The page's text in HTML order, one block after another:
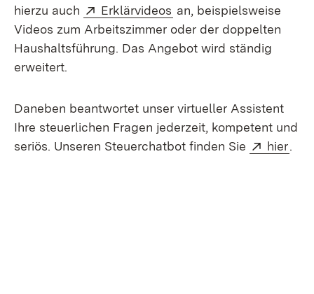
hierzu auch
Extern:
Erklärvideos (Öffnet in neuem
an, beispielsweise
Videos zum Arbeitszimmer oder der doppelten
Haushaltsführung. Das Angebot wird ständig
erweitert.
Daneben beantwortet unser virtueller Assistent
Ihre steuerlichen Fragen jederzeit, kompetent und
seriös. Unseren Steuerchatbot finden Sie
Extern:
hier.